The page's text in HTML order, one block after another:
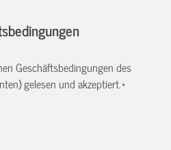
Geschäftsbedingungen des
gelesen und akzeptiert.*